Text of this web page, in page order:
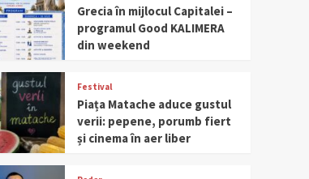
Grecia în mijlocul Capitalei –
programul Good KALIMERA
din weekend
Festival
Piața Matache aduce gustul
verii: pepene, porumb fiert
și cinema în aer liber